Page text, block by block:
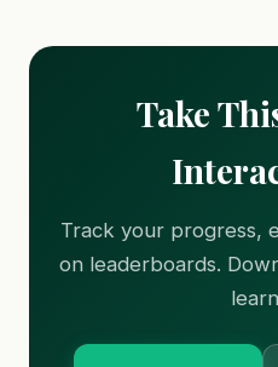
Take
Track your progress,
on leaderboards.